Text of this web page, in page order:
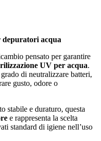
acqua
pensato per garantire
UV per acqua.
di neutralizzare batteri,
gusto, odore o
stabile e duraturo, questa
e rappresenta la scelta
standard di igiene nell’uso